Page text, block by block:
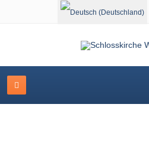
Sprache auswählen